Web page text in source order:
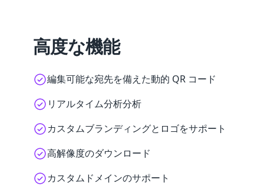
高度な機能
編集可能な宛先を備えた動的 QR コード
リアルタイム分析分析
カスタムブランディングとロゴをサポート
高解像度のダウンロード
カスタムドメインのサポート